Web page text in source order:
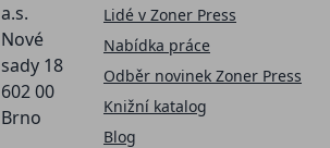
a.s.
Nové
sady 18
602 00
Brno
Lidé v Zoner Press
Nabídka práce
Odběr novinek Zoner Press
Knižní katalog
Blog